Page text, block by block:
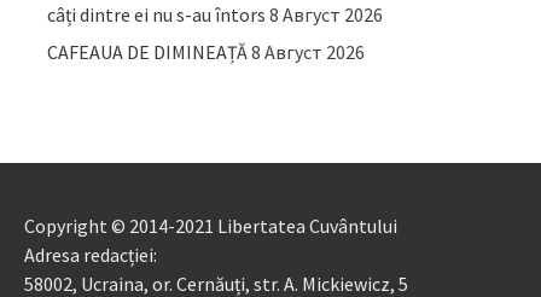
câți dintre ei nu s-au întors 8 Август 2026
CAFEAUA DE DIMINEAȚĂ8 Август 2026
Copyright © 2014-2021 Libertatea Cuvântului
Adresa redacției:
58002, Ucraina, or. Cernăuți, str. A. Mickiewicz, 5